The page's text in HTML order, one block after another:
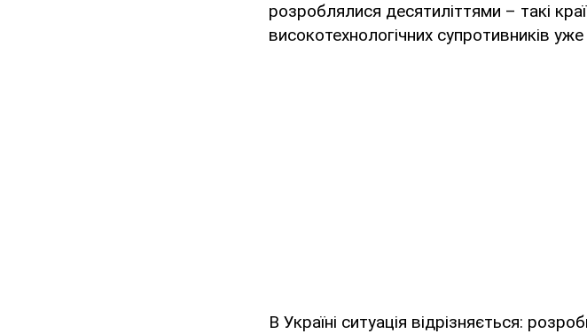
розроблялися десятиліттями – такі
високотехнологічних супротивників уже
В Україні ситуація відрізняється: